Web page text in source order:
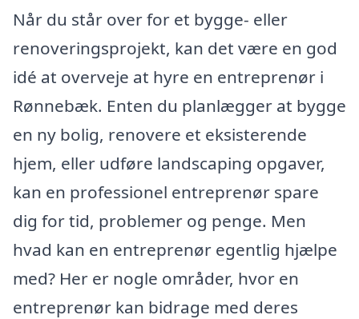
Når du står over for et bygge- eller
renoveringsprojekt, kan det være en god
idé at overveje at hyre en entreprenør i
Rønnebæk. Enten du planlægger at bygge
en ny bolig, renovere et eksisterende
hjem, eller udføre landscaping opgaver,
kan en professionel entreprenør spare
dig for tid, problemer og penge. Men
hvad kan en entreprenør egentlig hjælpe
med? Her er nogle områder, hvor en
entreprenør kan bidrage med deres